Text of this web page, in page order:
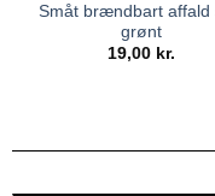
Småt brændbart affald
grønt
19,00 kr.